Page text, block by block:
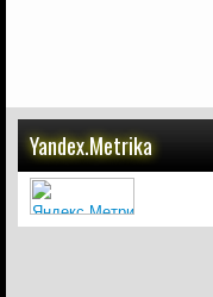
Yandex.Metrika